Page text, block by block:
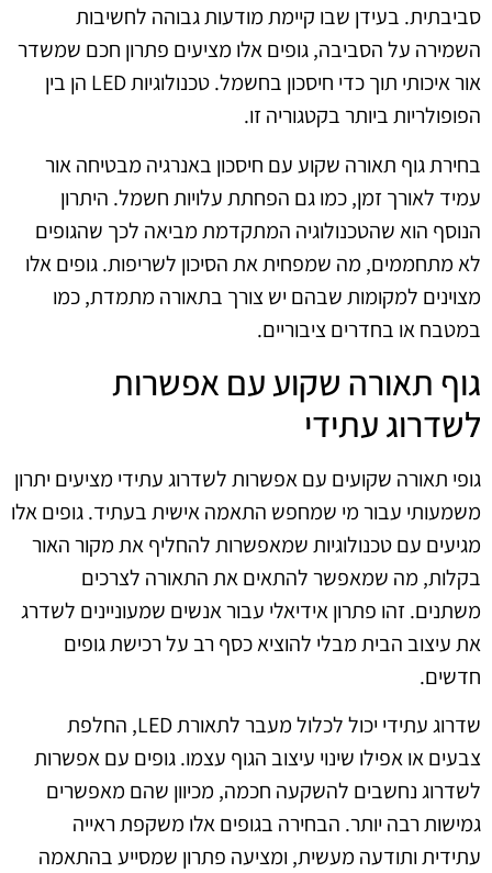
סביבתית. בעידן שבו קיימת מודעות גבוהה לחשיבות
השמירה על הסביבה, גופים אלו מציעים פתרון חכם שמשדר
אור איכותי תוך כדי חיסכון בחשמל. טכנולוגיות LED הן בין
הפופולריות ביותר בקטגוריה זו.
בחירת גוף תאורה שקוע עם חיסכון באנרגיה מבטיחה אור
עמיד לאורך זמן, כמו גם הפחתת עלויות חשמל. היתרון
הנוסף הוא שהטכנולוגיה המתקדמת מביאה לכך שהגופים
לא מתחממים, מה שמפחית את הסיכון לשריפות. גופים אלו
מצוינים למקומות שבהם יש צורך בתאורה מתמדת, כמו
במטבח או בחדרים ציבוריים.
גוף תאורה שקוע עם אפשרות
לשדרוג עתידי
גופי תאורה שקועים עם אפשרות לשדרוג עתידי מציעים יתרון
משמעותי עבור מי שמחפש התאמה אישית בעתיד. גופים אלו
מגיעים עם טכנולוגיות שמאפשרות להחליף את מקור האור
בקלות, מה שמאפשר להתאים את התאורה לצרכים
משתנים. זהו פתרון אידיאלי עבור אנשים שמעוניינים לשדרג
את עיצוב הבית מבלי להוציא כסף רב על רכישת גופים
חדשים.
שדרוג עתידי יכול לכלול מעבר לתאורת LED, החלפת
צבעים או אפילו שינוי עיצוב הגוף עצמו. גופים עם אפשרות
לשדרוג נחשבים להשקעה חכמה, מכיוון שהם מאפשרים
גמישות רבה יותר. הבחירה בגופים אלו משקפת ראייה
עתידית ותודעה מעשית, ומציעה פתרון שמסייע בהתאמה